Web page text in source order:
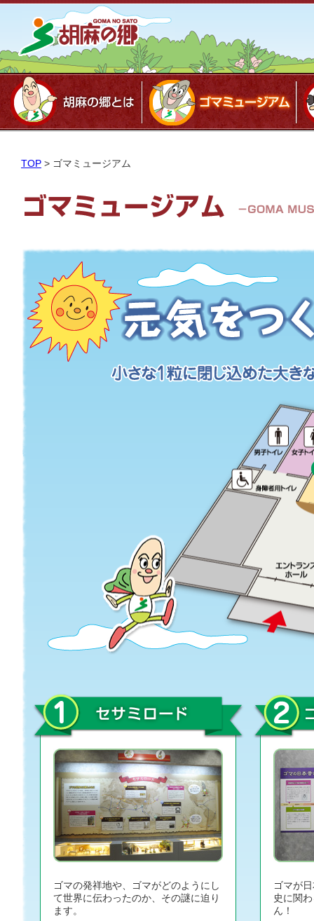
TOP > ゴマミュージアム
ゴマの発祥地や、ゴマがどのようにし
て世界に伝わったのか、その謎に迫り
ます。
ゴマが
史に関
ん！